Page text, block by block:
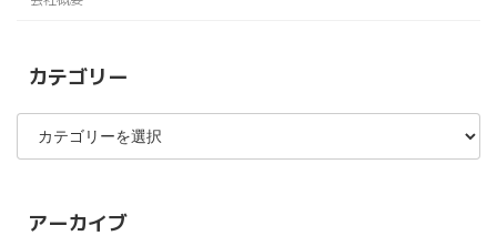
カテゴリー
カ
ゴ
アーカイブ